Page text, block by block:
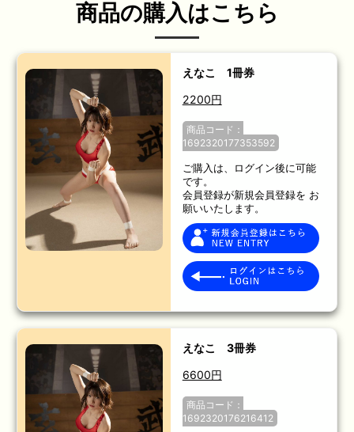
商品の購入はこちら
えなこ 1冊券
2200円
商品コード：
1692320177353592
ご購入は、ログイン後に可能
です。
会員登録が新規会員登録を お
願いいたします。
えなこ 3冊券
6600円
商品コード：
1692320176216412